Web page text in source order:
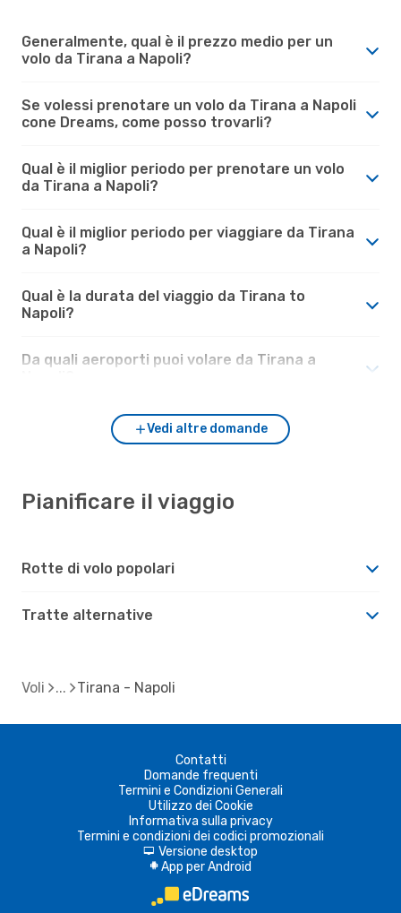
Generalmente, qual è il prezzo medio per un
volo da Tirana a Napoli?
Se volessi prenotare un volo da Tirana a Napoli
cone Dreams, come posso trovarli?
Qual è il miglior periodo per prenotare un volo
da Tirana a Napoli?
Qual è il miglior periodo per viaggiare da Tirana
a Napoli?
Qual è la durata del viaggio da Tirana to
Napoli?
Da quali aeroporti puoi volare da Tirana a
Vedi altre domande
Pianificare il viaggio
Rotte di volo popolari
Tratte alternative
Voli Tirana - Napoli
Contatti
Domande frequenti
Termini e Condizioni Generali
Utilizzo dei Cookie
Informativa sulla privacy
Termini e condizioni dei codici promozionali
d Versione desktop
A App per Android